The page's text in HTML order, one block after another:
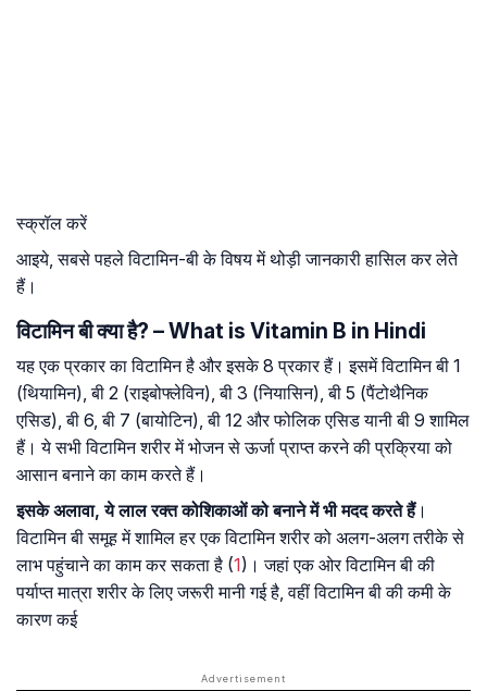
स्क्रॉल करें
आइये, सबसे पहले विटामिन-बी के विषय में थोड़ी जानकारी हासिल कर लेते
हैं।
विटामिन बी क्या है? – What is Vitamin B in Hindi
यह एक प्रकार का विटामिन है और इसके 8 प्रकार हैं। इसमें विटामिन बी 1
(थियामिन), बी 2 (राइबोफ्लेविन), बी 3 (नियासिन), बी 5 (पैंटोथैनिक
एसिड), बी 6, बी 7 (बायोटिन), बी 12 और फोलिक एसिड यानी बी 9 शामिल
हैं। ये सभी विटामिन शरीर में भोजन से ऊर्जा प्राप्त करने की प्रक्रिया को
आसान बनाने का काम करते हैं।
इसके अलावा, ये लाल रक्त कोशिकाओं को बनाने में भी मदद करते हैं।
विटामिन बी समूह में शामिल हर एक विटामिन शरीर को अलग-अलग तरीके से
लाभ पहुंचाने का काम कर सकता है (1)। जहां एक ओर विटामिन बी की
पर्याप्त मात्रा शरीर के लिए जरूरी मानी गई है, वहीं विटामिन बी की कमी के
कारण कई